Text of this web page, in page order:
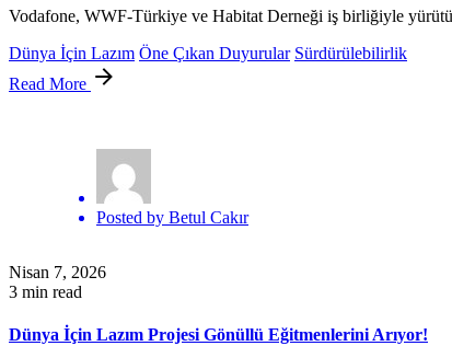
Vodafone, WWF-Türkiye ve Habitat Derneği iş birliğiyle
Dünya İçin Lazım Öne Çıkan Duyurular Sürdürülebilirlik
Read More
Posted by Betul Cakır
Nisan 7, 2026
3 min read
Dünya İçin Lazım Projesi Gönüllü Eğitmenlerini Arıyor!